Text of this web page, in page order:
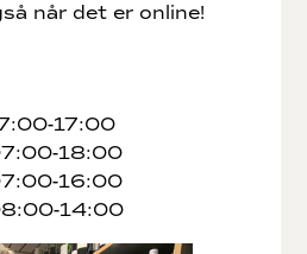
når det er online!
17:00
18:00
16:00
14:00